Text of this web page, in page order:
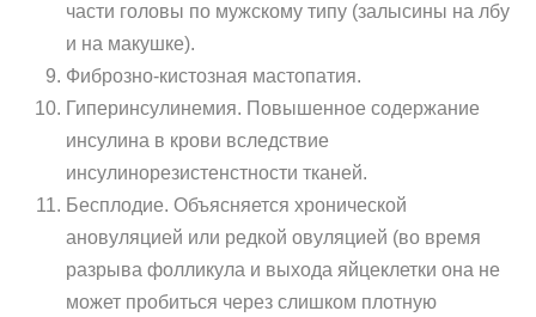
части головы по мужскому типу (залысины на лбу
и на макушке).
Фиброзно-кистозная мастопатия.
Гиперинсулинемия. Повышенное содержание
инсулина в крови вследствие
инсулинорезистенстности тканей.
Бесплодие. Объясняется хронической
ановуляцией или редкой овуляцией (во время
разрыва фолликула и выхода яйцеклетки она не
может пробиться через слишком плотную